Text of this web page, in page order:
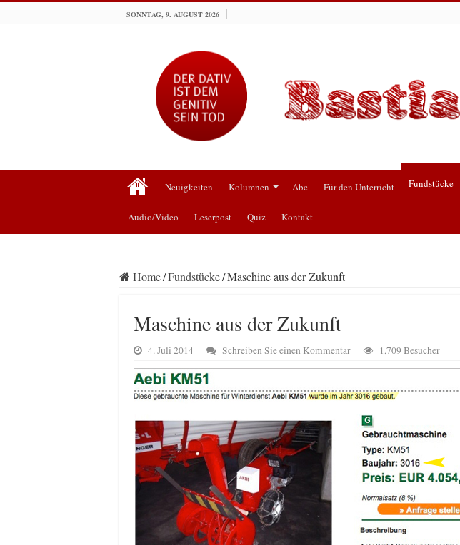
SONNTAG, 9. AUGUST 2026
Neuigkeiten Kolumnen Abc Für den Unterricht Fundstücke
Audio/Video Leserpost Quiz Kontakt
Home/Fundstücke/Maschine aus der Zukunft
Maschine aus der Zukunft
4. Juli 2014 Schreiben Sie einen Kommentar 1,709 Besucher